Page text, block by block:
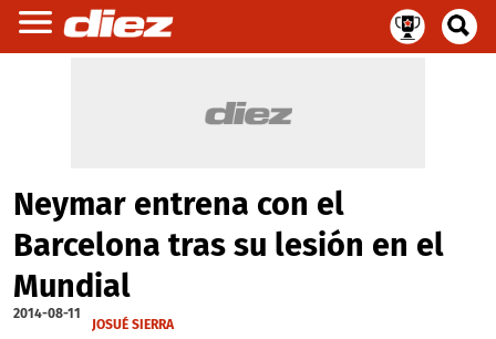
Neymar entrena con el
Barcelona tras su lesión en el
Mundial
2014-08-11
JOSUÉ SIERRA